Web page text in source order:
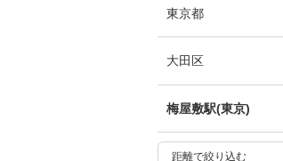
東京都
大田区
梅屋敷駅(東京)